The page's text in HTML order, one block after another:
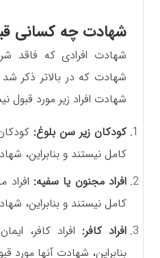
شهادت چه کسانی
شهادت افرادی که فاقد
شهادت که در بالاتر ذکر
شهادت افراد زیر مورد قبول
کودکان زیر سن بلوغ:
کامل نیستند و بنابراین،
افراد مجنون یا سفیه:
کامل نیستند و بنابراین،
افراد کافر: افراد کافر،
بنابراین، شهادت آنها مورد